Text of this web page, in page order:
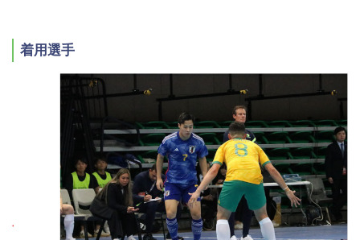
着用選手